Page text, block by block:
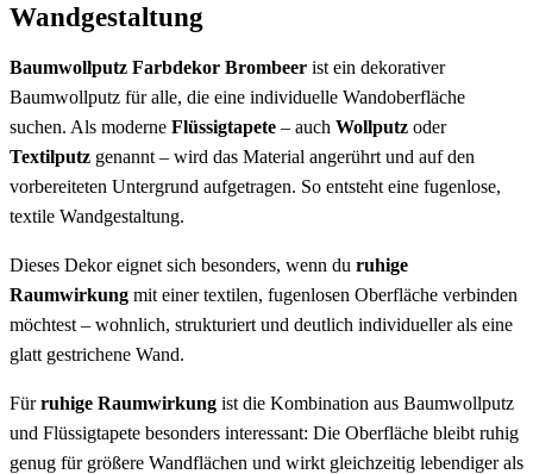
Wandgestaltung
Baumwollputz Farbdekor Brombeer ist ein dekorativer
Baumwollputz für alle, die eine individuelle Wandoberfläche
suchen. Als moderne Flüssigtapete – auch Wollputz oder
Textilputz genannt – wird das Material angerührt und auf den
vorbereiteten Untergrund aufgetragen. So entsteht eine fugenlose,
textile Wandgestaltung.
Dieses Dekor eignet sich besonders, wenn du ruhige
Raumwirkung mit einer textilen, fugenlosen Oberfläche verbinden
möchtest – wohnlich, strukturiert und deutlich individueller als eine
glatt gestrichene Wand.
Fürruhige Raumwirkung ist die Kombination aus Baumwollputz
und Flüssigtapete besonders interessant: Die Oberfläche bleibt ruhig
genug für größere Wandflächen und wirkt gleichzeitig lebendiger als